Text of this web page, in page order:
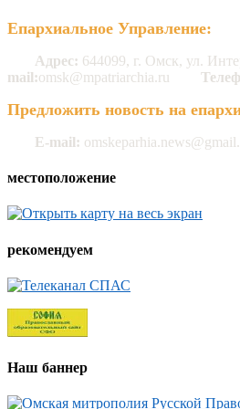
Епархиальное Управление:
Адрес: 644099, г. Омск, ул.
mail:omsk@mpatriarchia.ru
Предложить новость на
E-mail:
местоположение
рекомендуем
Наш баннер